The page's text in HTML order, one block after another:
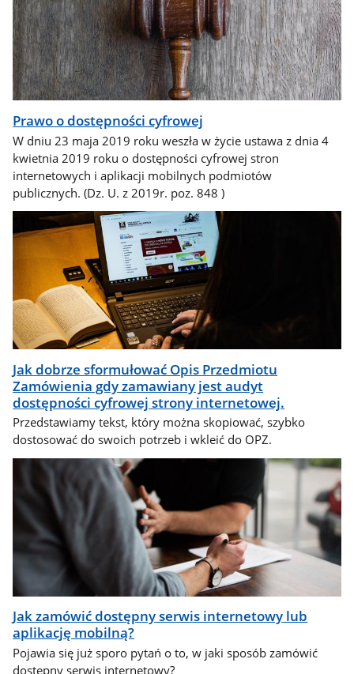
Prawo o dostępności cyfrowej
W dniu 23 maja 2019 roku weszła w życie ustawa z dnia 4
kwietnia 2019 roku o dostępności cyfrowej stron
internetowych i aplikacji mobilnych podmiotów
publicznych. (Dz. U. z 2019r. poz. 848 )
Jak dobrze sformułować Opis Przedmiotu
Zamówienia gdy zamawiany jest audyt
dostępności cyfrowej strony internetowej.
Przedstawiamy tekst, który można skopiować, szybko
dostosować do swoich potrzeb i wkleić do OPZ.
Jak zamówić dostępny serwis internetowy lub
aplikację mobilną?
Pojawia się już sporo pytań o to, w jaki sposób zamówić
dostępny serwis internetowy?